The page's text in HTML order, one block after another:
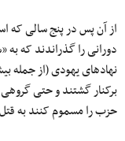
از آن پس در پنج سالی که
دورانی را گذراندند که
نهادهای یهودی (از جمله
برکنار گشتند و حتی
حزب را مسموم کنند به